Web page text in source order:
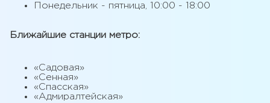
Понедельник - пятница, 10:00 - 18:00
Ближайшие станции метро:
«Садовая»
«Сенная»
«Спасская»
«Адмиралтейская»